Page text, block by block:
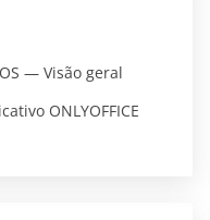
— Visão geral
ONLYOFFICE